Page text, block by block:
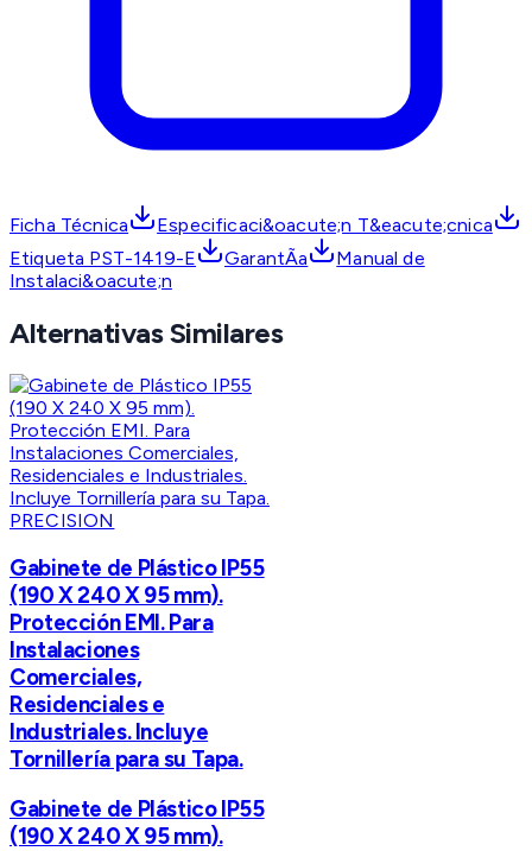
Ficha Técnica
Especificaci&oacute;n T&eacute;cnica
Etiqueta PST-1419-E
GarantÃ­a
Manual de
Instalaci&oacute;n
Alternativas Similares
PRECISION
Gabinete de Plástico IP55
(190 X 240 X 95 mm).
Protección EMI. Para
Instalaciones
Comerciales,
Residenciales e
Industriales. Incluye
Tornillería para su Tapa.
Gabinete de Plástico IP55
(190 X 240 X 95 mm).